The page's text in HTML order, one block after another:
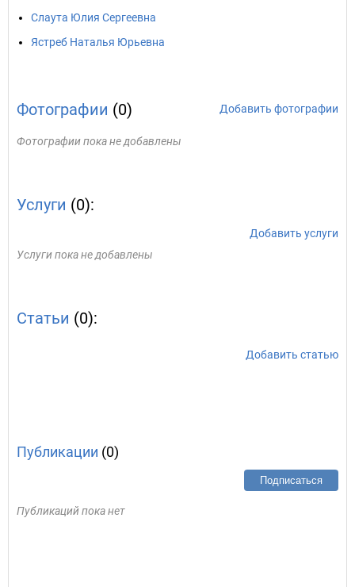
Слаута Юлия Сергеевна
Ястреб Наталья Юрьевна
Фотографии (0) Добавить фотографии
Фотографии пока не добавлены
Услуги (0):
Добавить услуги
Услуги пока не добавлены
Статьи (0):
Добавить статью
Публикации (0)
Подписаться
Публикаций пока нет